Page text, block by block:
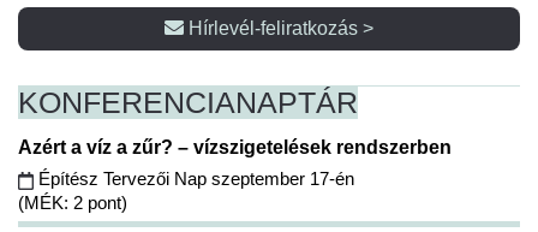
Hírlevél-feliratkozás >
KONFERENCIANAPTÁR
Azért a víz a zűr? – vízszigetelések rendszerben
Építész Tervezői Nap szeptember 17-én
(MÉK: 2 pont)